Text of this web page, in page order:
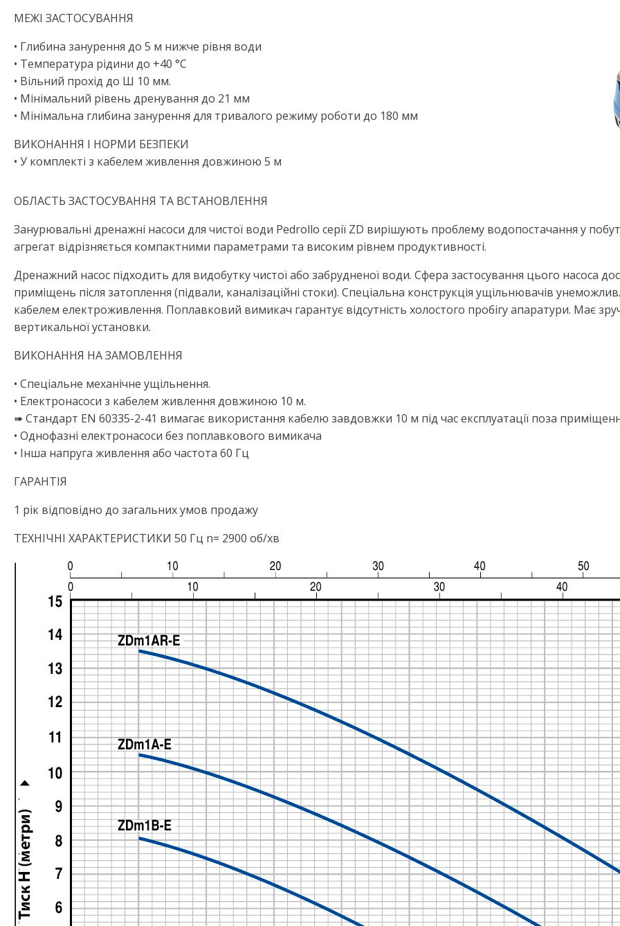
МЕЖІ ЗАСТОСУВАННЯ
• Глибина занурення до 5 м нижче рівня води
• Температура рідини до +40 °C
• Вільний прохід до Ш 10 мм.
• Мінімальний рівень дренування до 21 мм
• Мінімальна глибина занурення для тривалого режиму роботи до 180 мм
ВИКОНАННЯ І НОРМИ БЕЗПЕКИ
• У комплекті з кабелем живлення довжиною 5 м
ОБЛАСТЬ ЗАСТОСУВАННЯ ТА ВСТАНОВЛЕННЯ
Занурювальні дренажні насоси для чистої води Pedrollo серії ZD вирішують проблему водопостачання у
агрегат відрізняється компактними параметрами та високим рівнем продуктивності.
Дренажний насос підходить для видобутку чистої або забрудненої води. Сфера застосування цього насоса
приміщень після затоплення (підвали, каналізаційні стоки). Спеціальна конструкція ущільнювачів
кабелем електроживлення. Поплавковий вимикач гарантує відсутність холостого пробігу апаратури. Має
вертикальної установки.
ВИКОНАННЯ НА ЗАМОВЛЕННЯ
• Спеціальне механічне ущільнення.
• Електронасоси з кабелем живлення довжиною 10 м.
➠ Стандарт EN 60335-2-41 вимагає використання кабелю завдовжки 10 м під час експлуатації поза
• Однофазні електронасоси без поплавкового вимикача
• Інша напруга живлення або частота 60 Гц
ГАРАНТІЯ
1 рік відповідно до загальних умов продажу
ТЕХНІЧНІ ХАРАКТЕРИСТИКИ 50 Гц n= 2900 об/хв